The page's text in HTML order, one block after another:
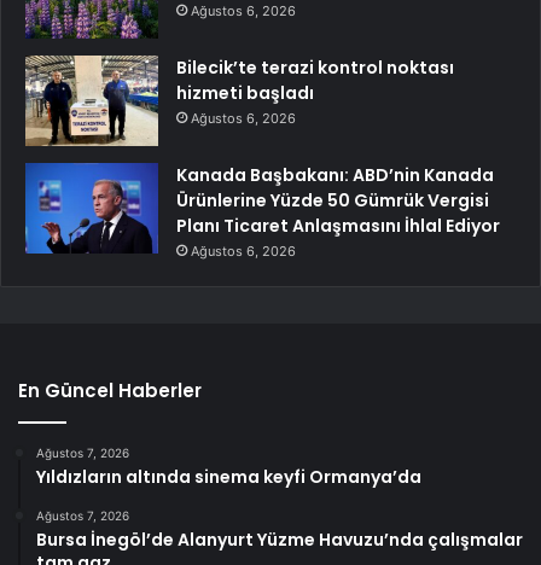
Ağustos 6, 2026
Bilecik’te terazi kontrol noktası
hizmeti başladı
Ağustos 6, 2026
Kanada Başbakanı: ABD’nin Kanada
Ürünlerine Yüzde 50 Gümrük Vergisi
Planı Ticaret Anlaşmasını İhlal Ediyor
Ağustos 6, 2026
En Güncel Haberler
Ağustos 7, 2026
Yıldızların altında sinema keyfi Ormanya’da
Ağustos 7, 2026
Bursa İnegöl’de Alanyurt Yüzme Havuzu’nda çalışmalar